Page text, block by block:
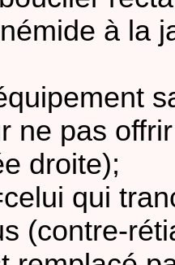
à la
ne pas
droite);
qui
(contre-